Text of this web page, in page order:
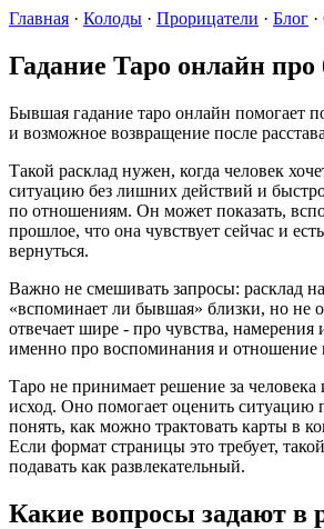
Главная · Колоды · Прорицатели · Блог ·
Гадание Таро онлайн
Бывшая гадание таро онлайн помогает
и возможное возвращение после
Такой расклад нужен, когда человек
ситуацию без лишних действий и
по отношениям. Он может показать,
прошлое, что она чувствует сейчас и
вернуться.
Важно не смешивать запросы: расклад
«вспоминает ли бывшая» близки, но не
отвечает шире - про чувства, намерения
именно про воспоминания и отношение
Таро не принимает решение за
исход. Оно помогает оценить ситуацию
понять, как можно трактовать карты в
Если формат страницы это требует,
подавать как развлекательный.
Какие вопросы задают в